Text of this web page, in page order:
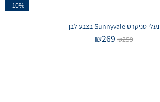
-10%
נעלי סניקרס Sunnyvale בצבע לבן
₪299
₪269